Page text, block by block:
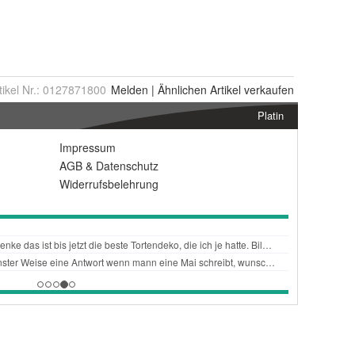
Nr.: 0127871800 Melden | Ähnlichen Artikel verkaufen
Platin
Impressum
AGB & Datenschutz
Widerrufsbelehrung